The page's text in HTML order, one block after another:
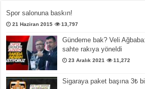
Spor salonuna baskın!
21 Haziran 2015 13,797
Gündeme bak? Veli
sahte rakıya yöneldi
23 Aralık 2021 11,272
Sigaraya paket başına 3₺